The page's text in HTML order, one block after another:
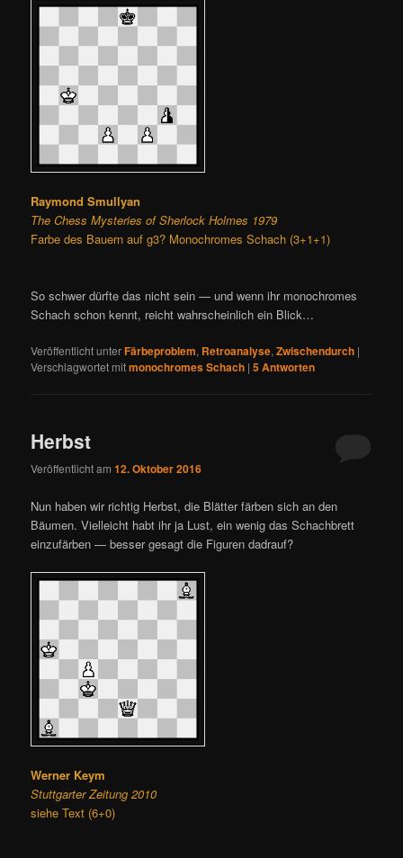
Raymond Smullyan
The Chess Mysteries of Sherlock Holmes 1979
Farbe des Bauern auf g3? Monochromes Schach (3+1+1)
So schwer dürfte das nicht sein — und wenn ihr monochromes
Schach schon kennt, reicht wahrscheinlich ein Blick…
Veröffentlicht unterFärbeproblem, Retroanalyse,Zwischendurch |
Verschlagwortet mitmonochromes Schach |5Antworten
Herbst
Veröffentlicht am12. Oktober 2016
Nun haben wir richtig Herbst, die Blätter färben sich an den
Bäumen. Vielleicht habt ihr ja Lust, ein wenig das Schachbrett
einzufärben — besser gesagt die Figuren dadrauf?
Werner Keym
Stuttgarter Zeitung 2010
siehe Text (6+0)